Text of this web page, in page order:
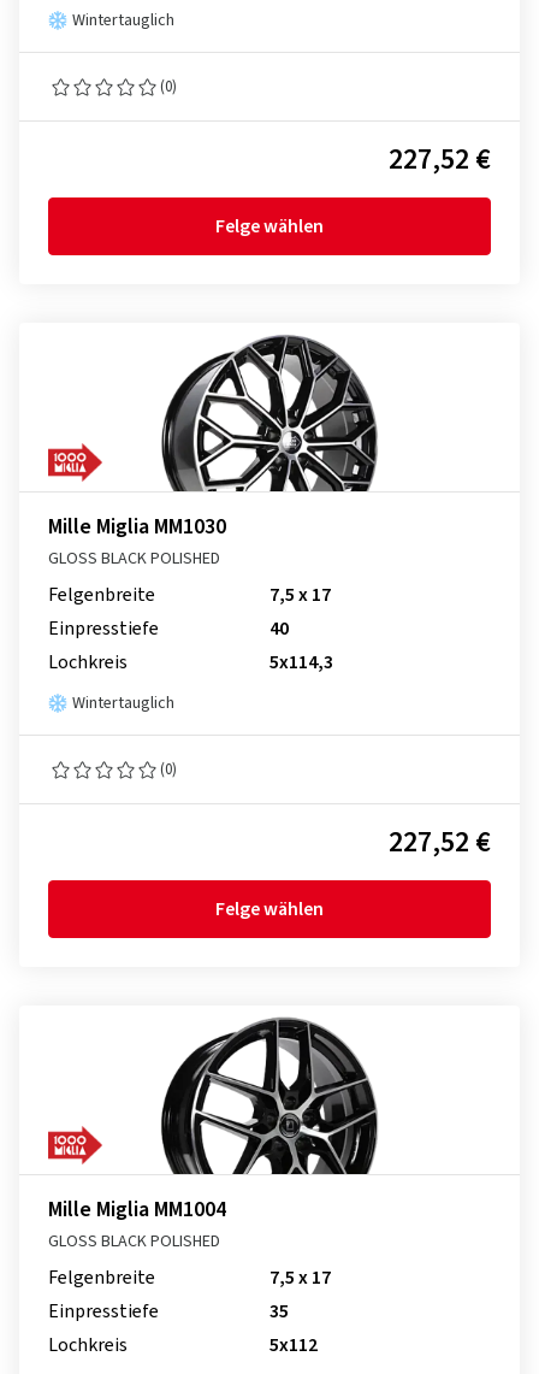
Wintertauglich
(0)
227,52 €
Felge wählen
Mille Miglia MM1030
GLOSS BLACK POLISHED
Felgenbreite
7,5 x 17
Einpresstiefe
40
Lochkreis
5x114,3
Wintertauglich
(0)
227,52 €
Felge wählen
Mille Miglia MM1004
GLOSS BLACK POLISHED
Felgenbreite
7,5 x 17
Einpresstiefe
35
Lochkreis
5x112